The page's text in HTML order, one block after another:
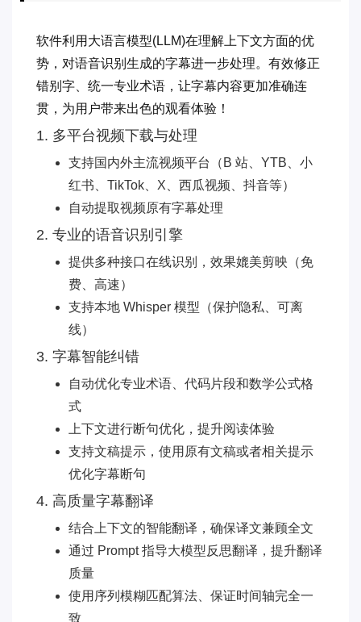
软件利用大语言模型(LLM)在理解上下文方面的优
势，对语音识别生成的字幕进一步处理。有效修正
错别字、统一专业术语，让字幕内容更加准确连
贯，为用户带来出色的观看体验！
1. 多平台视频下载与处理
支持国内外主流视频平台（B 站、YTB、小
红书、TikTok、X、西瓜视频、抖音等）
自动提取视频原有字幕处理
2. 专业的语音识别引擎
提供多种接口在线识别，效果媲美剪映（免
费、高速）
支持本地 Whisper 模型（保护隐私、可离
线）
3. 字幕智能纠错
自动优化专业术语、代码片段和数学公式格
式
上下文进行断句优化，提升阅读体验
支持文稿提示，使用原有文稿或者相关提示
优化字幕断句
4. 高质量字幕翻译
结合上下文的智能翻译，确保译文兼顾全文
通过 Prompt 指导大模型反思翻译，提升翻译
质量
使用序列模糊匹配算法、保证时间轴完全一
致